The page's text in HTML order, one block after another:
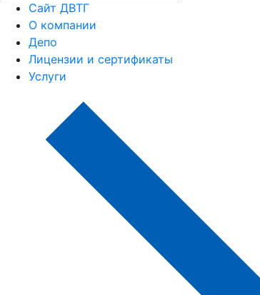
Сайт ДВТГ
О компании
Депо
Лицензии и сертификаты
Услуги